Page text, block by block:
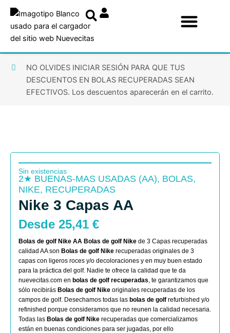
contenido
NO OLVIDES INICIAR SESIÓN PARA QUE TUS
DESCUENTOS EN BOLAS RECUPERADAS SEAN
EFECTIVOS. Los descuentos aparecerán en el carrito.
Sin existencias
2★ BUENAS-MAS USADAS (AA), BOLAS,
NIKE, RECUPERADAS
Nike 3 Capas AA
Desde 25,41 €
Bolas de golf Nike AA Bolas de golf Nike de 3 Capas recuperadas
calidad AA son Bolas de golf Nike recuperadas originales de 3
capas con ligeros roces y/o decoloraciones y en muy buen estado
para la práctica del golf. Nadie te ofrece la calidad que te da
nuevecitas.com en bolas de golf recuperadas , te garantizamos que
sólo recibirás Bolas de golf Nike originales recuperadas de los
campos de golf. Desechamos todas las bolas de golf refurbished y/o
refinished porque consideramos que no reunen la calidad necesaria.
Todas las Bolas de golf Nike recuperadas que comercializamos
están en buenas condiciones para ser jugadas, por ello